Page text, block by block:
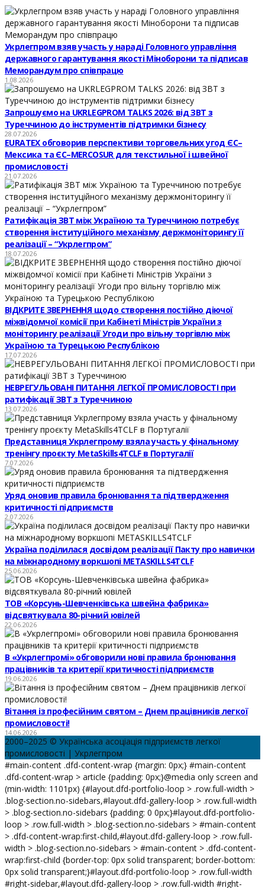
Укрлегпром взяв участь у нараді Головного управління
державного гарантування якості Міноборони та підписав
Меморандум про співпрацю
1.08.2026
Запрошуємо на UKRLEGPROM TALKS 2026: від ЗВТ з
Туреччиною до інструментів підтримки бізнесу
28.07.2026
EURATEX обговорив перспективи торговельних угод ЄС–
Мексика та ЄС–MERCOSUR для текстильної і швейної
промисловості
21.07.2026
Ратифікація ЗВТ між Україною та Туреччиною потребує
створення інституційного механізму держмоніторингу її
реалізації – “Укрлегпром”
18.07.2026
ВІДКРИТЕ ЗВЕРНЕННЯ щодо створення постійно діючої
міжвідомчої комісії при Кабінеті Міністрів України з
моніторингу реалізації Угоди про вільну торгівлю між
Україною та Турецькою Республікою
17.07.2026
НЕВРЕГУЛЬОВАНІ ПИТАННЯ ЛЕГКОЇ ПРОМИСЛОВОСТІ при
ратифікації ЗВТ з Туреччиною
13.07.2026
Представниця Укрлегпрому взяла участь у фінальному
тренінгу проєкту MetaSkills4TCLF в Португалії
7.07.2026
Уряд оновив правила бронювання та підтвердження
критичності підприємств
2.07.2026
Україна поділилася досвідом реалізації Пакту про навички
на міжнародному воркшопі METASKILLS4TCLF
25.06.2026
ТОВ «Корсунь-Шевченківська швейна фабрика»
відсвяткувала 80-річний ювілей
22.06.2026
В «Укрлегпромі» обговорили нові правила бронювання
працівників та критерії критичності підприємств
19.06.2026
Вітання із професійним святом – Днем працівників легкої
промисловості!
14.06.2026
2000–2025 © Українська асоціація підприємств легкої
промисловості | Укрлегпром
#main-content .dfd-content-wrap {margin: 0px;} #main-content
.dfd-content-wrap > article {padding: 0px;}@media only screen and
(min-width: 1101px) {#layout.dfd-portfolio-loop > .row.full-width >
.blog-section.no-sidebars,#layout.dfd-gallery-loop > .row.full-width
> .blog-section.no-sidebars {padding: 0 0px;}#layout.dfd-portfolio-
loop > .row.full-width > .blog-section.no-sidebars > #main-content
> .dfd-content-wrap:first-child,#layout.dfd-gallery-loop > .row.full-
width > .blog-section.no-sidebars > #main-content > .dfd-content-
wrap:first-child {border-top: 0px solid transparent; border-bottom:
0px solid transparent;}#layout.dfd-portfolio-loop > .row.full-width
#right-sidebar,#layout.dfd-gallery-loop > .row.full-width #right-